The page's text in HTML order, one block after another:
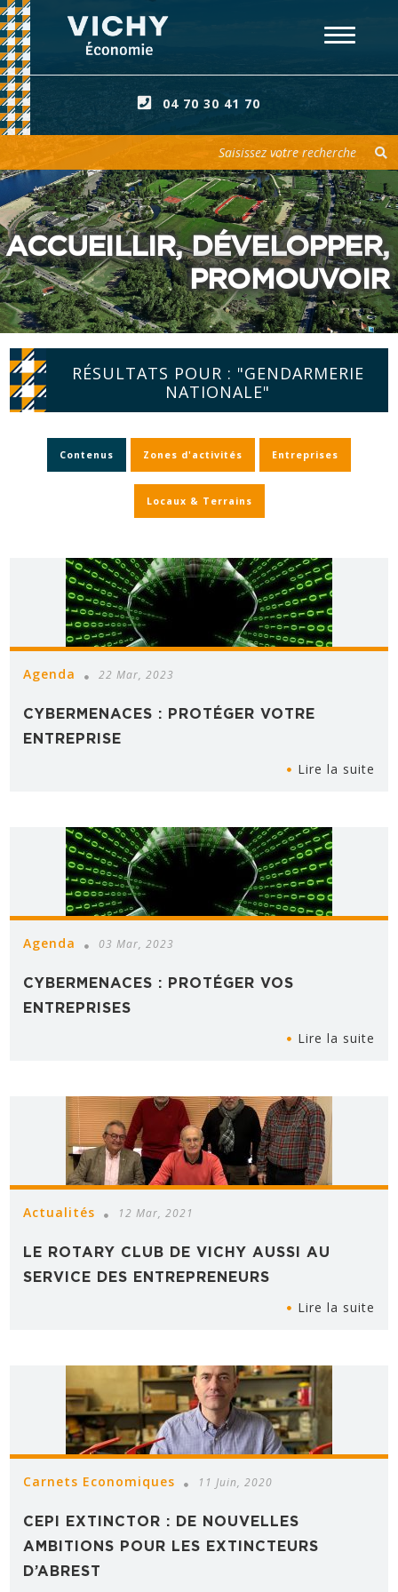
04 70 30 41 70
ACCUEILLIR, DÉVELOPPER,
PROMOUVOIR
RÉSULTATS POUR : "GENDARMERIE
NATIONALE"
Contenus Zones d'activités Entreprises
Locaux & Terrains
Agenda 22 Mar, 2023
CYBERMENACES : PROTÉGER VOTRE
ENTREPRISE
Lire la suite
Agenda 03 Mar, 2023
CYBERMENACES : PROTÉGER VOS
ENTREPRISES
Lire la suite
Actualités 12 Mar, 2021
LE ROTARY CLUB DE VICHY AUSSI AU
SERVICE DES ENTREPRENEURS
Lire la suite
Carnets Economiques 11 Juin, 2020
CEPI EXTINCTOR : DE NOUVELLES
AMBITIONS POUR LES EXTINCTEURS
D’ABREST